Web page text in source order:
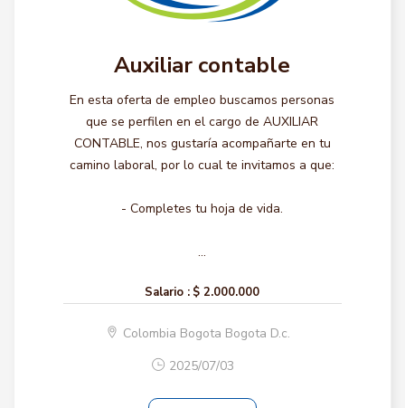
Auxiliar contable
En esta oferta de empleo buscamos personas
que se perfilen en el cargo de AUXILIAR
CONTABLE, nos gustaría acompañarte en tu
camino laboral, por lo cual te invitamos a que:
- Completes tu hoja de vida.
...
Salario : $ 2.000.000
Colombia Bogota Bogota D.c.
2025/07/03